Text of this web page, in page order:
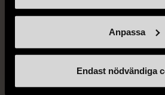
Anpassa
Endast nödvändiga
1/5
Stor julgranskula i glas
80% 26 kr129 kr
Gott